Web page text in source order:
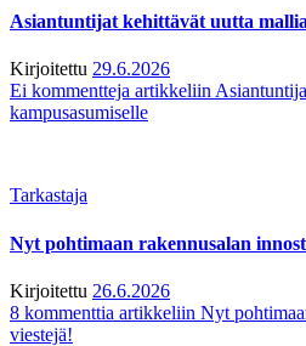
Asiantuntijat kehittävät uutta
Kirjoitettu 29.6.2026
Ei kommentteja artikkeliin
kampusasumiselle
Tarkastaja
Nyt pohtimaan rakennusalan
Kirjoitettu 26.6.2026
8 kommenttia artikkeliin Nyt
viestejä!